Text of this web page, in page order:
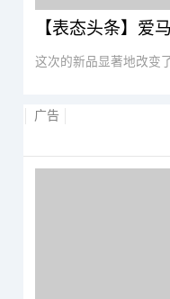
广告